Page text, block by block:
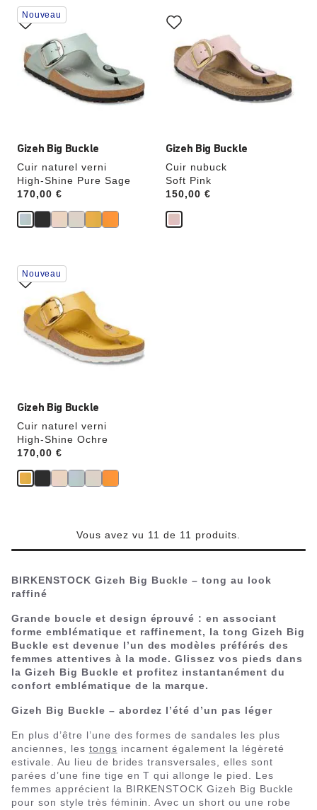
Gizeh Big Buckle
Cuir naturel verni
High-Shine Pure Sage
Price:
170,00 €
Cliquer
sur
les
échantillons
de
couleurs
modifiera
Nouveau
Gizeh Big Buckle
Cuir nubuck
Soft Pink
Price:
150,00 €
sur
les
échantillons
couleurs
modifiera
Gizeh Big Buckle
Cuir naturel verni
High-Shine Ochre
Price:
170,00 €
Cliquer
sur
les
échantillons
de
couleurs
modifiera
Nouveau
Vous avez vu 11 de 11 produits.
BIRKENSTOCK Gizeh Big Buckle – tong au look
raffiné
Grande boucle et design éprouvé : en associant
forme emblématique et raffinement, la tong Gizeh Big
Buckle est devenue l’un des modèles préférés des
femmes attentives à la mode. Glissez vos pieds dans
la Gizeh Big Buckle et profitez instantanément du
confort emblématique de la marque.
Gizeh Big Buckle – abordez l’été d’un pas léger
En plus d’être l’une des formes de sandales les plus
anciennes, les tongs incarnent également la légèreté
estivale. Au lieu de brides transversales, elles sont
parées d’une fine tige en T qui allonge le pied. Les
femmes apprécient la BIRKENSTOCK Gizeh Big Buckle
pour son style très féminin. Avec un short ou une robe